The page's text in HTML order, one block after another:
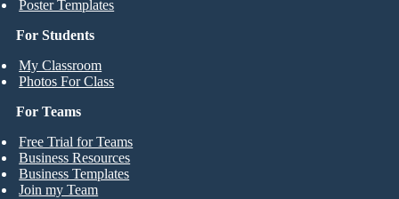
For Students
My Classroom
Photos For Class
Poster Templates
For Teams
Free Trial for Teams
Business Resources
Business Templates
Join my Team